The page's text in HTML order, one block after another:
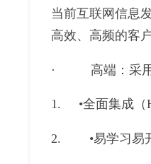
当前互联网信息
高效、高频的客
· 高端：采用
1. •全面集成（
2. •易学习易开